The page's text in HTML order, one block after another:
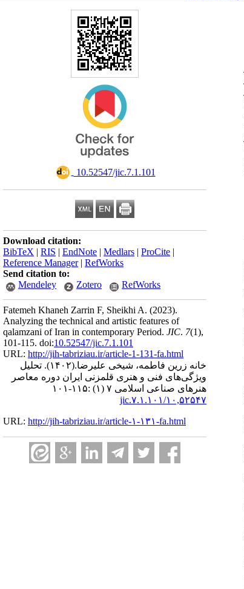
‎ 10.52547/jic.7.1.101
Download citation:
BibTeX | RIS | EndNote | Medlars | ProCite |
Reference Manager| RefWorks
Send citation to:
Mendeley
Zotero RefWorks
Fatemeh Khaneh Zarrin F, Sheikhi A. (2023).
Analyzing the technical and artistic features of
qalamzani of Iran in contemporary Period. JIC. 7(1),
101-115. doi:10.52547/jic.7.1.101
URL: http://jih-tabriziau.ir/article-1-131-fa.html
خانه زرین فاطمه، شیخی علیرضا.(۱۴۰۲).
تحلیل
ویژگی‌های فنی و هنری قلمزنی ایران دوره معاصر
هنرهای صناعی اسلامی ۷ (۱) :۱۱۵-۱۰۱
۱۰,۵۲۵۴۷/jic.۷.۱.۱۰۱
URL: http://jih-tabriziau.ir/article-۱-۱۳۱-fa.html